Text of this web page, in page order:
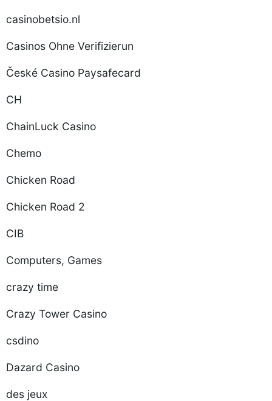
casinobetsio.nl
Casinos Ohne Verifizierun
České Casino Paysafecard
CH
ChainLuck Casino
Chemo
Chicken Road
Chicken Road 2
CIB
Computers, Games
crazy time
Crazy Tower Сasino
csdino
Dazard Casino
des jeux